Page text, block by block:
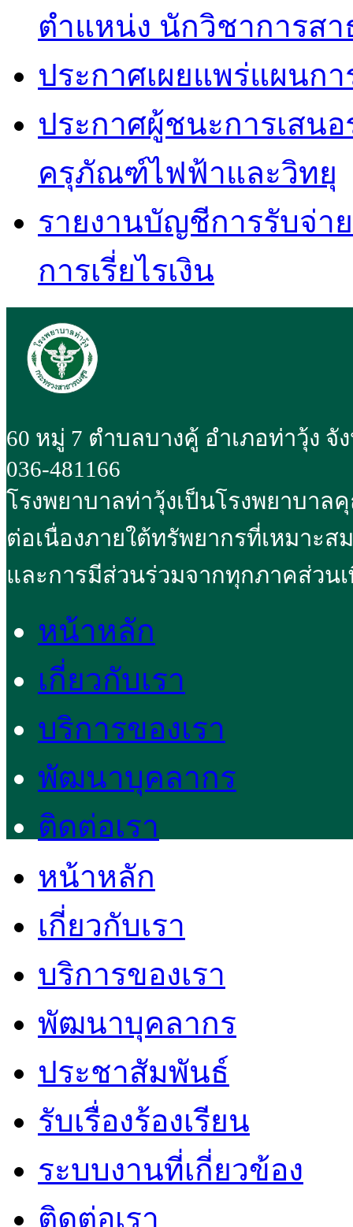
ตำแหน่ง นักวิชาการส
ประกาศเผยแพร่แผนกา
ประกาศผู้ชนะการเสน
ครุภัณฑ์ไฟฟ้าและวิทยุ
รายงานบัญชีการรับจ่า
การเรี่ยไรเงิน
60 หมู่ 7 ตำบลบางคู้ อำเภอท่าวุ้ง จั
036-481166
โรงพยาบาลท่าวุ้งเป็นโรงพยาบา
ต่อเนื่องภายใต้ทรัพยากรที่เหมาะสม
และการมีส่วนร่วมจากทุกภาคส่ว
หน้าหลัก
เกี่ยวกับเรา
บริการของเรา
พัฒนาบุคลากร
ติดต่อเรา
หน้าหลัก
เกี่ยวกับเรา
บริการของเรา
พัฒนาบุคลากร
ประชาสัมพันธ์
รับเรื่องร้องเรียน
ระบบงานที่เกี่ยวข้อง
ติดต่อเรา